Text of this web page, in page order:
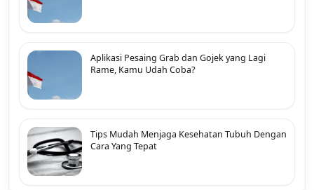
Aplikasi Pesaing Grab dan Gojek yang Lagi
Rame, Kamu Udah Coba?
Tips Mudah Menjaga Kesehatan Tubuh Dengan
Cara Yang Tepat